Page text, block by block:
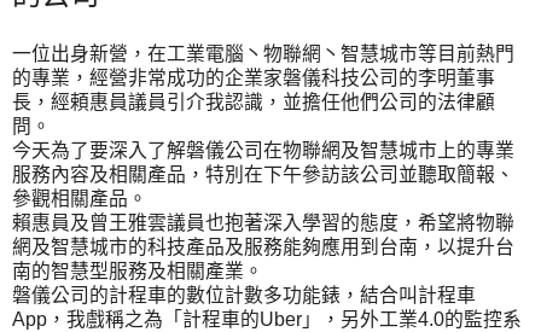
一位出身新營，在工業電腦丶物聯網丶智慧城市等目前熱門
的專業，經營非常成功的企業家磐儀科技公司的李明董事
長，經頼惠員議員引介我認識，並擔任他們公司的法律顧
問。
今天為了要深入了解磐儀公司在物聯網及智慧城市上的專業
服務內容及相關產品，特別在下午參訪該公司並聽取簡報、
參觀相關產品。
賴惠員及曾王雅雲議員也抱著深入學習的態度，希望將物聯
網及智慧城市的科技產品及服務能夠應用到台南，以提升台
南的智慧型服務及相關產業。
磐儀公司的計程車的數位計數多功能錶，結合叫計程車
App，我戲稱之為「計程車的Uber」，另外工業4.0的監控系